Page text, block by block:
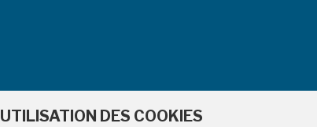
UTILISATION DES COOKIES